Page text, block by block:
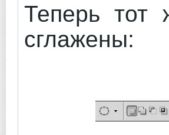
Теперь тот
сглажены: